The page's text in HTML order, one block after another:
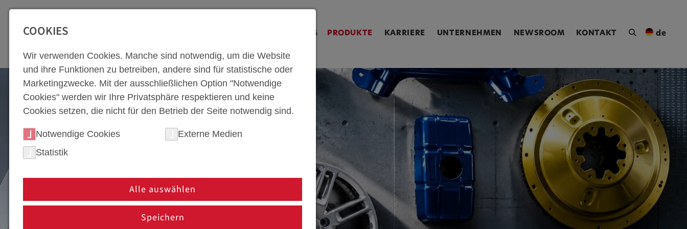
Zur Top Navigation springen [Alt+1]Zur Hauptnavigation springen [Alt+2]Zum Inhalt springen [Alt+3]
SERIENFERTIGUNG PRODUKTE KARRIERE UNTERNEHMEN NEWSROOM KONTAKT de
PROTOTYPENBAU
COOKIES
Wir verwenden Cookies. Manche sind notwendig, um die Website
und ihre Funktionen zu betreiben, andere sind für statistische oder
Marketingzwecke. Mit der ausschließlichen Option "Notwendige
Cookies" werden wir Ihre Privatsphäre respektieren und keine
Cookies setzen, die nicht für den Betrieb der Seite notwendig sind.
Notwendige Cookies
Externe Medien
Statistik
Alle auswählen
Speichern